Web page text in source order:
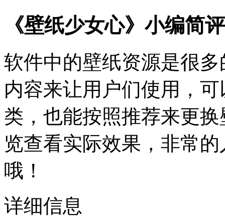
《壁纸少女心》小编简
软件中的壁纸资源是很
内容来让用户们使用，
类，也能按照推荐来更
览查看实际效果，非常
哦！
详细信息